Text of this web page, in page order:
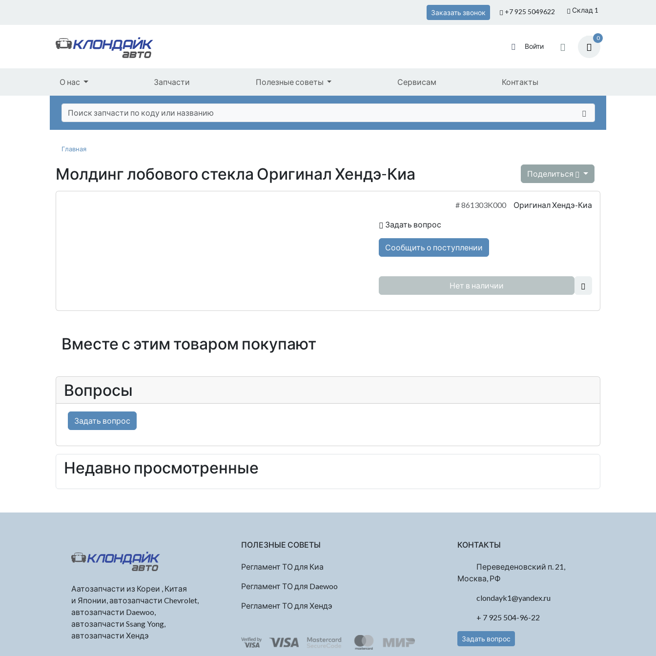
Склад 1
Заказать звонок +7 925 5049622
Войти
0
О нас Запчасти Полезные советы Сервисам Контакты
Главная
Молдинг лобового стекла Оригинал Хендэ-Киа Поделиться
#861303K000 Оригинал Хендэ-Киа
Задать вопрос
Сообщить о поступлении
Нет в наличии
Вместе с этим товаром покупают
Вопросы
Задать вопрос
Недавно просмотренные
Аатозапчасти из Кореи , Китая
и Японии, автозапчасти Chevrolet,
автозапчасти Daewoo,
автозапчасти Ssang Yong,
автозапчасти Хендэ
ПОЛЕЗНЫЕ СОВЕТЫ
Регламент ТО для Киа
Регламент ТО для Daewoo
Регламент ТО для Хендэ
КОНТАКТЫ
Переведеновский п. 21,
Москва, РФ
clondayk1@yandex.ru
+ 7 925 504-96-22
Задать вопрос